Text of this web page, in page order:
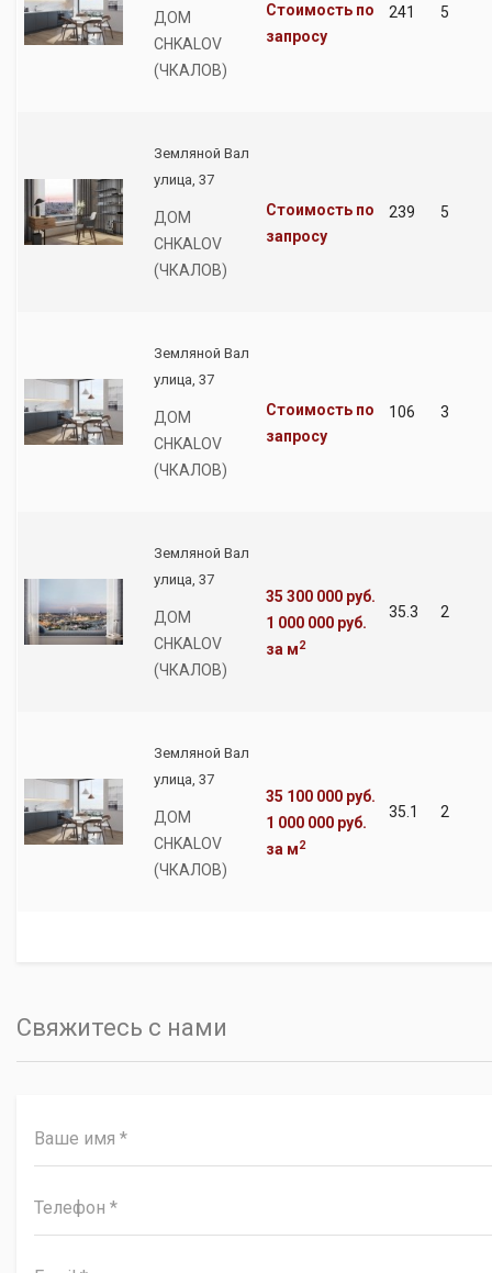
ДОМ
CHKALOV
(ЧКАЛОВ)
Стоимость по
запросу
241 5
Земляной Вал
улица, 37
ДОМ
CHKALOV
(ЧКАЛОВ)
Стоимость по
запросу
239 5
Земляной Вал
улица, 37
ДОМ
CHKALOV
(ЧКАЛОВ)
Стоимость по
запросу
106 3
Земляной Вал
улица, 37
ДОМ
CHKALOV
(ЧКАЛОВ)
35 300 000 руб.
1 000 000 руб.
за м2
35.3 2
Земляной Вал
улица, 37
ДОМ
CHKALOV
(ЧКАЛОВ)
35 100 000 руб.
1 000 000 руб.
за м2
35.1 2
Свяжитесь с нами